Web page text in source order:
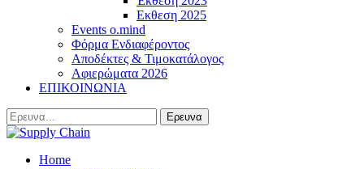
Εκθεση 2025
Events o.mind
Φόρμα Ενδιαφέροντος
Αποδέκτες & Τιμοκατάλογος
Αφιερώματα 2026
ΕΠΙΚΟΙΝΩΝΙΑ
Home